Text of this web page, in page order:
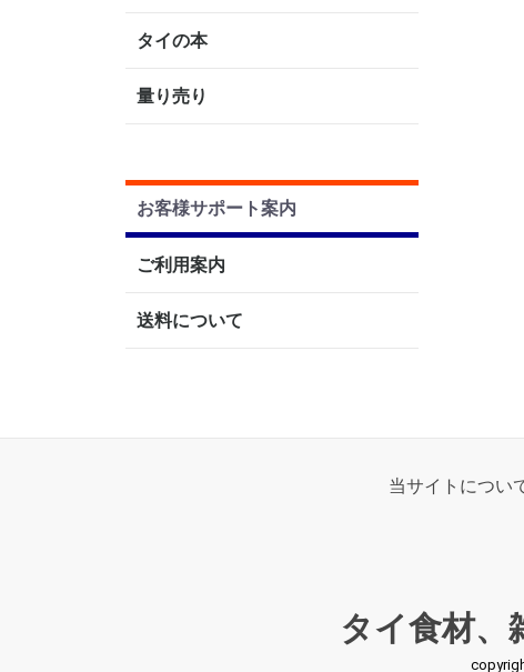
タイの本
量り売り
お客様サポート案内
ご利用案内
送料について
当サイトについ
タイ食材